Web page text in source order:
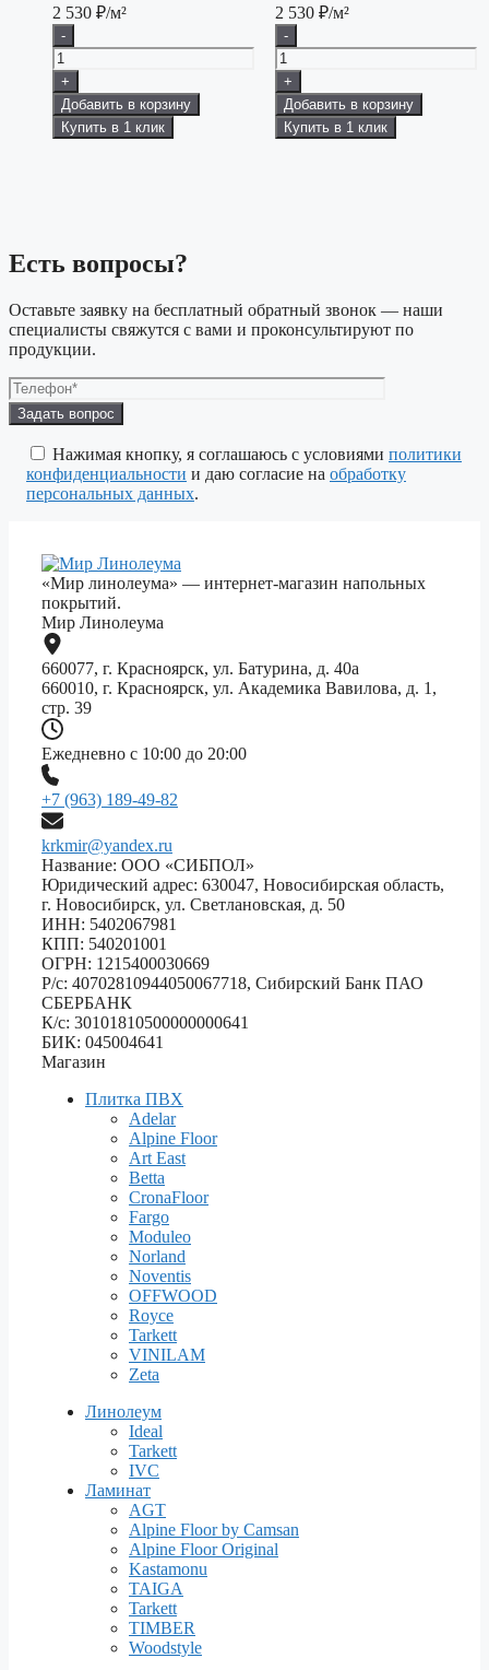
2 530 ₽/м²
-
+
Добавить в корзину
Купить в 1 клик
2 530 ₽/м²
-
+
Добавить в корзину
Купить в 1 клик
Есть вопросы?
Оставьте заявку на бесплатный обратный звонок — наши
специалисты свяжутся с вами и проконсультируют по
продукции.
Оставьте
это
поле
пустым.
Нажимая кнопку, я соглашаюсь с условиями политики
конфиденциальности и даю согласие на обработку
персональных данных.
«Мир линолеума» — интернет-магазин напольных
покрытий.
Мир Линолеума
660077, г. Красноярск, ул. Батурина, д. 40а
660010, г. Красноярск, ул. Академика Вавилова, д. 1,
стр. 39
Ежедневно с 10:00 до 20:00
+7 (963) 189-49-82
krkmir@yandex.ru
Название: ООО «СИБПОЛ»
Юридический адрес: 630047, Новосибирская область,
г. Новосибирск, ул. Светлановская, д. 50
ИНН: 5402067981
КПП: 540201001
ОГРН: 1215400030669
Р/с: 40702810944050067718, Сибирский Банк ПАО
СБЕРБАНК
К/с: 30101810500000000641
БИК: 045004641
Магазин
Плитка ПВХ
Adelar
Alpine Floor
Art East
Betta
CronaFloor
Fargo
Moduleo
Norland
Noventis
OFFWOOD
Royce
Tarkett
VINILAM
Zeta
Линолеум
Ideal
Tarkett
IVC
Ламинат
AGT
Alpine Floor by Camsan
Alpine Floor Original
Kastamonu
TAIGA
Tarkett
TIMBER
Woodstyle